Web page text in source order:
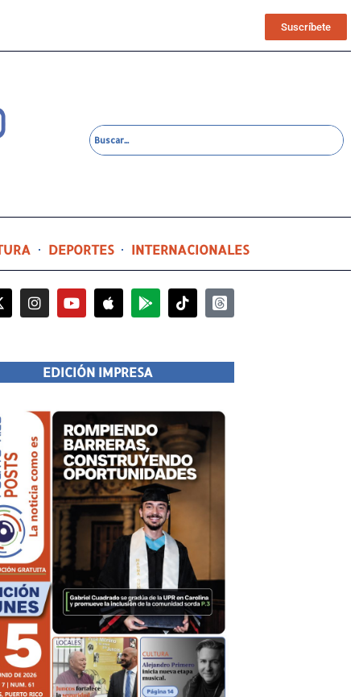
Suscríbete
DEPORTES INTERNACIONALES
9 horas ago
EDICIÓN IMPRESA